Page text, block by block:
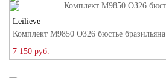
Leilieve
Комплект M9850 ОЗ26 бюстье бразильяна
7 150 руб.